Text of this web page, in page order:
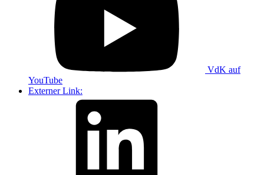
VdK auf
YouTube
Externer Link: